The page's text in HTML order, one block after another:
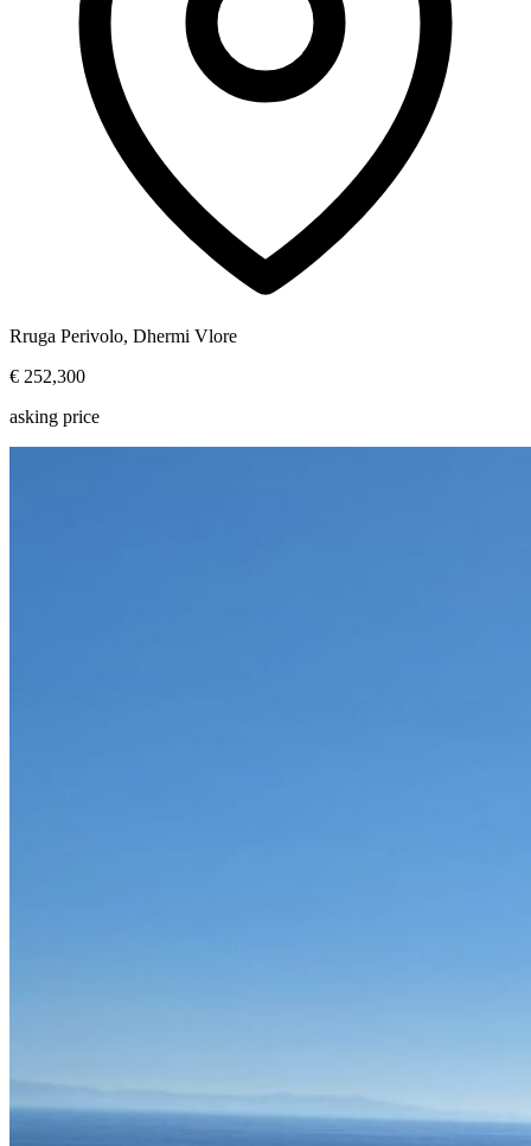
Rruga Perivolo, Dhermi Vlore
€ 252,300
asking price